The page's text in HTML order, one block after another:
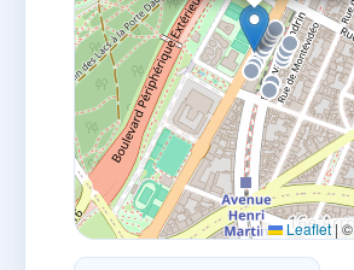
Leaflet |©